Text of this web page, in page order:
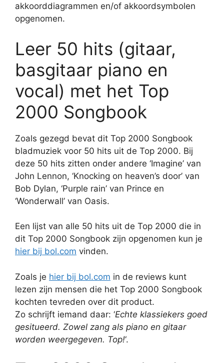
akkoorddiagrammen en/of akkoordsymbolen
opgenomen.
Leer 50 hits (gitaar,
basgitaar piano en
vocal) met het Top
2000 Songbook
Zoals gezegd bevat dit Top 2000 Songbook
bladmuziek voor 50 hits uit de Top 2000. Bij
deze 50 hits zitten onder andere ‘Imagine’ van
John Lennon, ‘Knocking on heaven’s door’ van
Bob Dylan, ‘Purple rain’ van Prince en
‘Wonderwall’ van Oasis.
Een lijst van alle 50 hits uit de Top 2000 die in
dit Top 2000 Songbook zijn opgenomen kun je
hier bij bol.com vinden.
Zoals je hier bij bol.com in de reviews kunt
lezen zijn mensen die het Top 2000 Songbook
kochten tevreden over dit product.
Zo schrijft iemand daar: ‘Echte klassiekers goed
gesitueerd. Zowel zang als piano en gitaar
worden weergegeven. Top!‘.